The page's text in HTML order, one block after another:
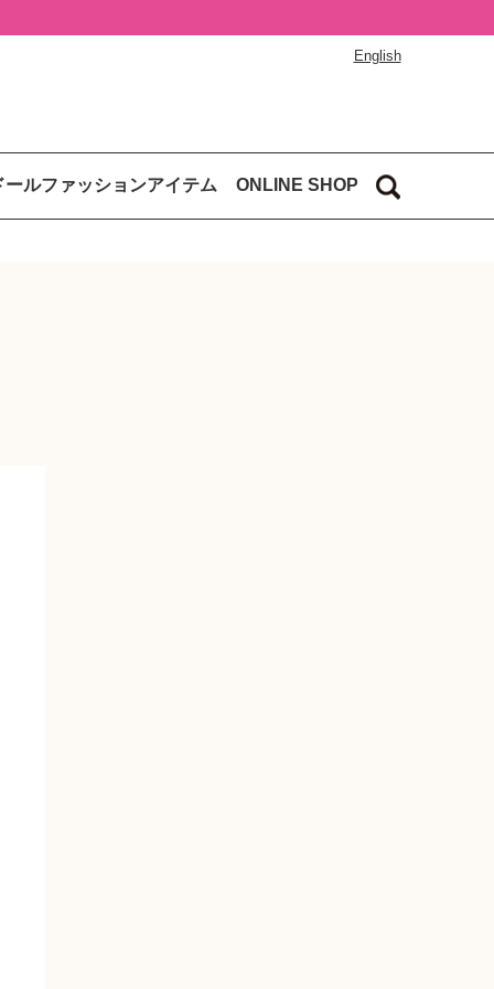
English
ールファッションアイテム ONLINE SHOP